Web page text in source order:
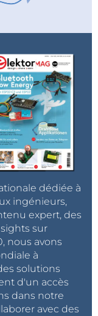
dédiée à
ingénieurs,
expert, des
sur
nous avons
à
solutions
d'un accès
dans notre
avec des